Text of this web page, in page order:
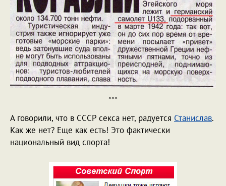
***
А говорили, что в СССР секса нет, радуется Станислав.
Как же нет? Еще как есть! Это фактически
национальный вид спорта!